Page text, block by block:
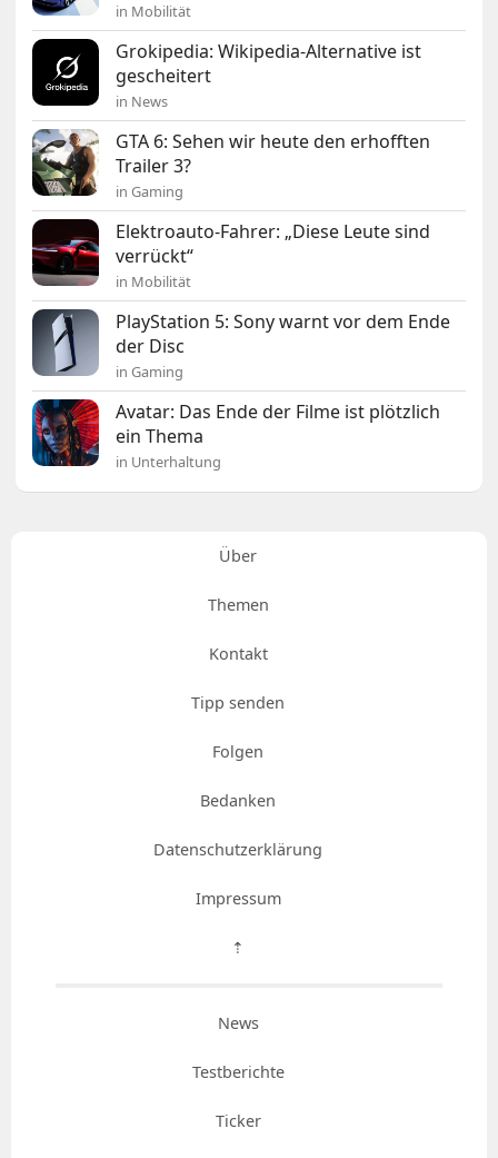
in Mobilität
Grokipedia: Wikipedia-Alternative ist
gescheitert
in News
GTA 6: Sehen wir heute den erhofften
Trailer 3?
in Gaming
Elektroauto-Fahrer: „Diese Leute sind
verrückt“
in Mobilität
PlayStation 5: Sony warnt vor dem Ende
der Disc
in Gaming
Avatar: Das Ende der Filme ist plötzlich
ein Thema
in Unterhaltung
Über
Themen
Kontakt
Tipp senden
Folgen
Bedanken
Datenschutzerklärung
Impressum
⇡
News
Testberichte
Ticker